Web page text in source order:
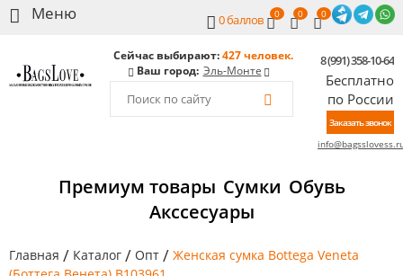
0баллов 0 0 0
Сейчас выбирают:427 человек.
Ваш город: Эль-Монте
8 (991) 358-10-64
Бесплатно
по России
Заказать звонок
Премиум товары Сумки Обувь
Акссесуары
Главная / Каталог / Опт / Женская сумка Bottega Veneta